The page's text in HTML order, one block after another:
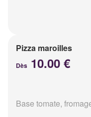
Pizza maroilles
Dès 10.00 €
Base tomate,